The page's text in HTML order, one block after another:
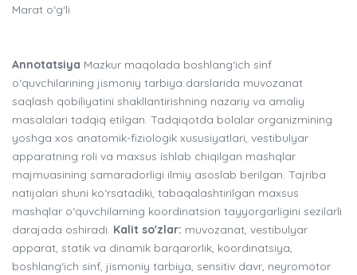
Marat o‘g‘li
Annotatsiya Mazkur maqolada boshlang‘ich sinf
o‘quvchilarining jismoniy tarbiya darslarida muvozanat
saqlash qobiliyatini shakllantirishning nazariy va amaliy
masalalari tadqiq etilgan. Tadqiqotda bolalar organizmining
yoshga xos anatomik-fiziologik xususiyatlari, vestibulyar
apparatning roli va maxsus ishlab chiqilgan mashqlar
majmuasining samaradorligi ilmiy asoslab berilgan. Tajriba
natijalari shuni ko‘rsatadiki, tabaqalashtirilgan maxsus
mashqlar o‘quvchilarning koordinatsion tayyorgarligini sezilarli
darajada oshiradi. Kalit so'zlar: muvozanat, vestibulyar
apparat, statik va dinamik barqarorlik, koordinatsiya,
boshlang‘ich sinf, jismoniy tarbiya, sensitiv davr, neyromotor